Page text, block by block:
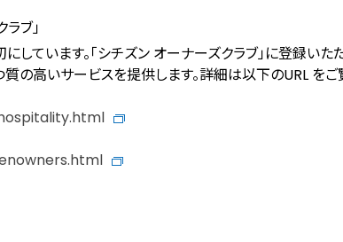
ブ」
しています。「シチズン オーナーズクラブ」に登録いた
の⾼いサービスを提供します。詳細は以下のURL をご